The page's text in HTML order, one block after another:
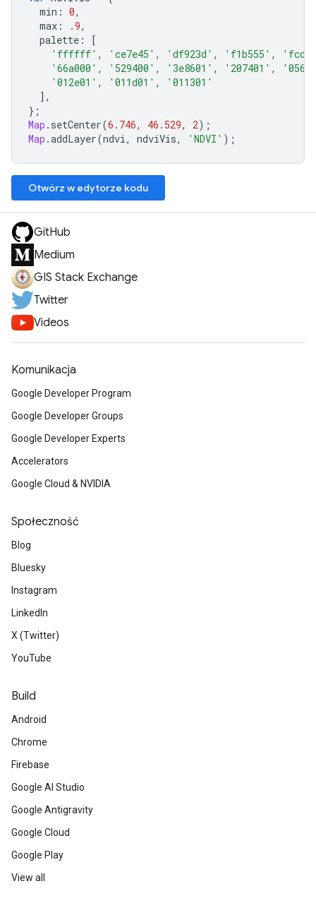
min : 0,
max : .9,
palette :
[
'ffffff' , 'ce7e45' , 'df923d' , 'f1b555' ,
'66a000' , '529400' , '3e8601' , '207401' ,
'012e01' , '011d01' ,
'011301'
],
};
Map . setCenter(6.746, 46.529, 2);
Map .addLayer(ndvi, ndviVis, 'NDVI' );
Otwórz w edytorze kodu
GitHub
Medium
GIS Stack Exchange
Twitter
Videos
Komunikacja
Google Developer Program
Google Developer Groups
Google Developer Experts
Accelerators
Google Cloud & NVIDIA
Społeczność
Blog
Bluesky
Instagram
LinkedIn
X (Twitter)
YouTube
Build
Android
Chrome
Firebase
Google AI Studio
Google Antigravity
Google Cloud
Google Play
View all